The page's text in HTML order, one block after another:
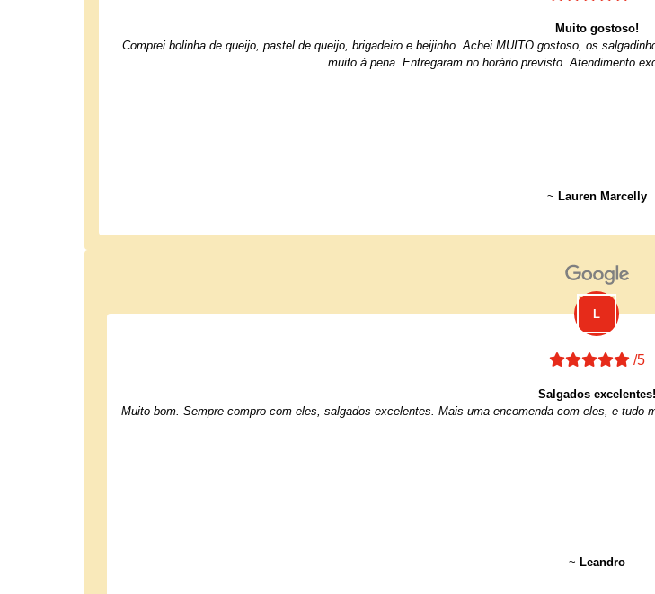
Muito gostoso!
Comprei bolinha de queijo, pastel de queijo, brigadeiro e beijinho. Achei MUITO gostoso, os
muito à pena. Entregaram no horário previsto. Atendimento
~ Lauren Marcelly
/5
Salgados excelentes!
Muito bom. Sempre compro com eles, salgados excelentes. Mais uma encomenda com eles, e
~ Leandro